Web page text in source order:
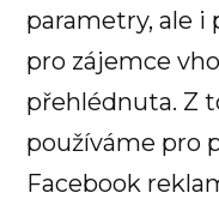
parametry, ale i
pro zájemce
přehlédnuta. Z
používáme pro
Facebook